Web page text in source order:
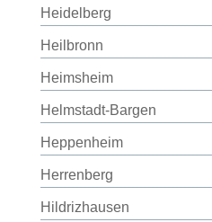
Heidelberg
Heilbronn
Heimsheim
Helmstadt-Bargen
Heppenheim
Herrenberg
Hildrizhausen